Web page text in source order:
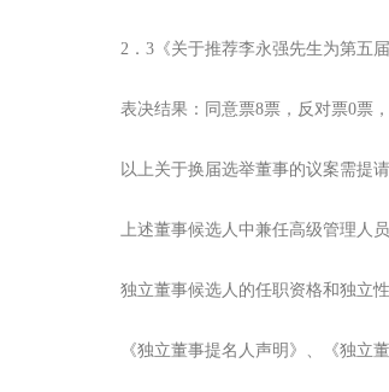
2．3《关于推荐李永强先生为第五届
表决结果：同意票8票，反对票0票，
以上关于换届选举董事的议案需提请
上述董事候选人中兼任高级管理人员
独立董事候选人的任职资格和独立性
《独立董事提名人声明》、《独立董